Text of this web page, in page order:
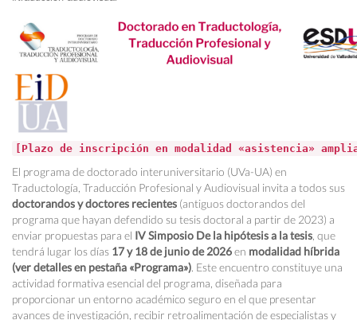
[Plazo de inscripción en modalidad «asistencia»
El programa de doctorado interuniversitario (UVa-UA) en
Traductología, Traducción Profesional y Audiovisual invita a todos sus
doctorandos y doctores recientes (antiguos doctorandos del
programa que hayan defendido su tesis doctoral a partir de 2023) a
enviar propuestas para el IV Simposio De la hipótesis a la tesis , que
tendrá lugar los días 17 y 18 de junio de 2026en modalidad híbrida
(ver detalles en pestaña «Programa») . Este encuentro constituye una
actividad formativa esencial del programa, diseñada para
proporcionar un entorno académico seguro en el que presentar
avances de investigación, recibir retroalimentación de especialistas y